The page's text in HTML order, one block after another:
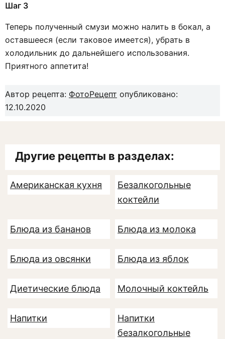
Шаг 3
Теперь полученный смузи можно налить в бокал, а
оставшееся (если таковое имеется), убрать в
холодильник до дальнейшего использования.
Приятного аппетита!
Автор рецепта: ФотоРецепт опубликовано:
12.10.2020
Другие рецепты в разделах:
Американская кухня
Безалкогольные
коктейли
Блюда из бананов Блюда из молока
Блюда из овсянки Блюда из яблок
Диетические блюда Молочный коктейль
Напитки
Напитки
безалкогольные